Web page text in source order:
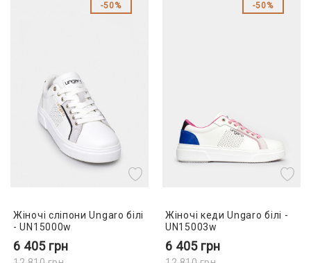
50%
Жіночі сліпони Ungaro білі
- UN15000w
6 405 грн
50%
Жіночі кеди Ungaro білі -
UN15003w
6 405 грн